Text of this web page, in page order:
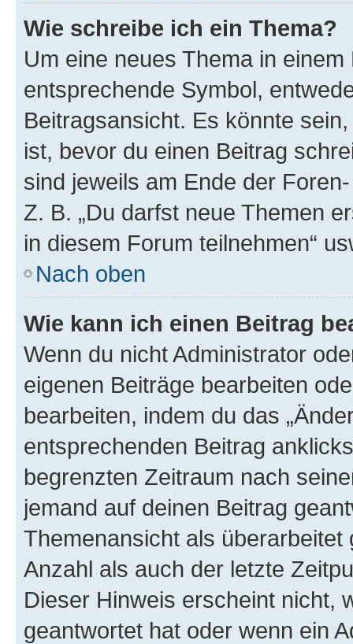
Wie schreibe ich ein Thema?
Um eine neues Thema in
entsprechende Symbol,
Beitragsansicht. Es könnte
ist, bevor du einen Beitrag
sind jeweils am Ende der
Z. B. „Du darfst neue Themen
in diesem Forum teilnehmen“
Nach oben
Wie kann ich einen Beitrag
Wenn du nicht Administrator
eigenen Beiträge bearbeiten
bearbeiten, indem du das
entsprechenden Beitrag
begrenzten Zeitraum nach
jemand auf deinen Beitrag
Themenansicht als
Anzahl als auch der letzte
Dieser Hinweis erscheint nicht,
geantwortet hat oder wenn ein